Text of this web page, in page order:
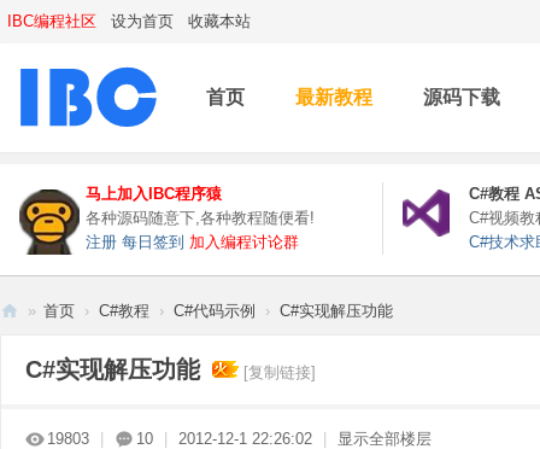
IBC编程社区 设为首页 收藏本站
首页 最新教程 源码下载
马上加入IBC程序猿
各种源码随意下,各种教程随便看!
注册 每日签到 加入编程讨论群
C#教程
C#视频教
C#技术求
» 首页 › C#教程 › C#代码示例 › C#实现解压功能
C#实现解压功能 [复制链接]
19803 10 2012-12-1 22:26:02 显示全部楼层